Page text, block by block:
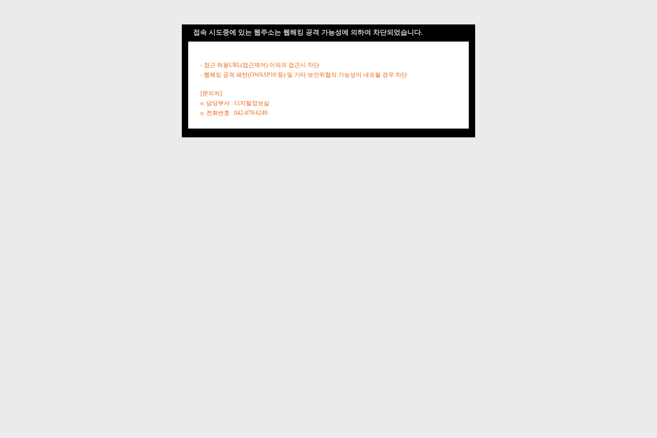
접속 시도중에 있는 웹주소는 웹해킹 공격 가능성에 의하여 차단되었습니다.
- 접근 허용URL(접근제어) 이외의 접근시 차단
- 웹해킹 공격 패턴(OWASP10 등) 및 기타 보안위협의 가능성이 내포될 경우 차단
[문의처]
o. 담당부서 : 디지털정보실
o. 전화번호 : 042-879-6249